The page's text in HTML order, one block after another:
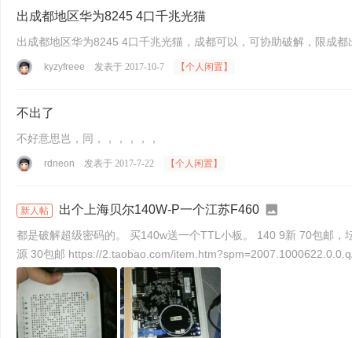
出成都地区华为8245 4口千兆光猫
kyzyfreee 发表于 2017-10-7 【个人闲置】
不出了
不好意思岂，同，，，，，，
rdneon 发表于 2017-7-22 【个人闲置】
新人帖 出个上海贝尔140W-P一个江苏F460
都是破解超级密码的。 买140w送一个TTL小板。 140 9新 70包邮，坛
源 30包邮 https://2.taobao.com/